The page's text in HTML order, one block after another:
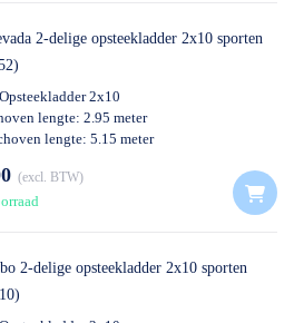
2-delige opsteekladder 2x10 sporten
2x10
lengte: 2.95 meter
lengte: 5.15 meter
excl. BTW
2-delige opsteekladder 2x10 sporten